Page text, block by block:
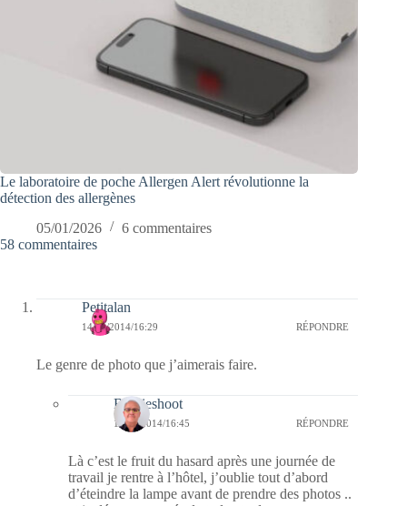
Le laboratoire de poche Allergen Alert révolutionne la
détection des allergènes
05/01/2026
6 commentaires
58 commentaires
Petitalan
14/12/2014/16:29 RÉPONDRE
Le genre de photo que j’aimerais faire.
Bernieshoot
14/12/2014/16:45 RÉPONDRE
Là c’est le fruit du hasard après une journée de
travail je rentre à l’hôtel, j’oublie tout d’abord
d’éteindre la lampe avant de prendre des photos ..